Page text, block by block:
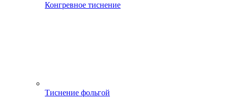
Конгревное тиснение
Тиснение фольгой